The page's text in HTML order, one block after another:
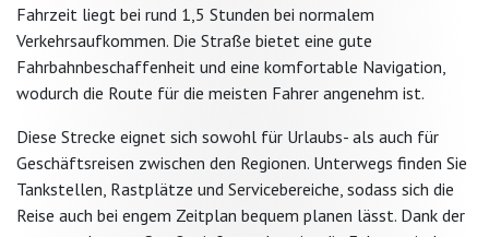
Fahrzeit liegt bei rund 1,5 Stunden bei normalem
Verkehrsaufkommen. Die Straße bietet eine gute
Fahrbahnbeschaffenheit und eine komfortable Navigation,
wodurch die Route für die meisten Fahrer angenehm ist.
Diese Strecke eignet sich sowohl für Urlaubs- als auch für
Geschäftsreisen zwischen den Regionen. Unterwegs finden Sie
Tankstellen, Rastplätze und Servicebereiche, sodass sich die
Reise auch bei engem Zeitplan bequem planen lässt. Dank der